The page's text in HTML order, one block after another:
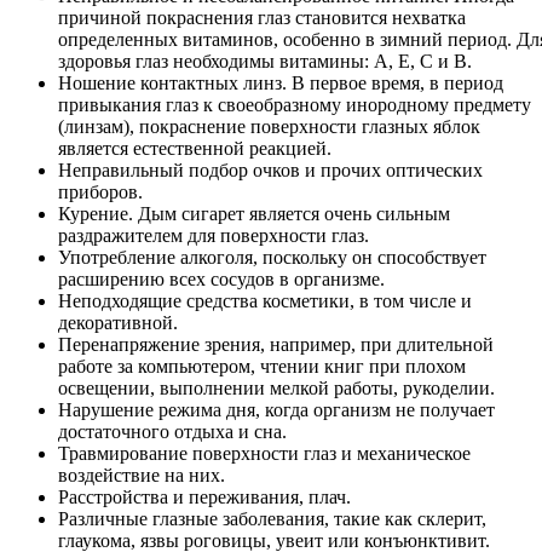
причиной покраснения глаз становится нехватка
определенных витаминов, особенно в зимний период.
здоровья глаз необходимы витамины: А, Е, С и В.
Ношение контактных линз. В первое время, в период
привыкания глаз к своеобразному инородному предмету
(линзам), покраснение поверхности глазных яблок
является естественной реакцией.
Неправильный подбор очков и прочих оптических
приборов.
Курение. Дым сигарет является очень сильным
раздражителем для поверхности глаз.
Употребление алкоголя, поскольку он способствует
расширению всех сосудов в организме.
Неподходящие средства косметики, в том числе и
декоративной.
Перенапряжение зрения, например, при длительной
работе за компьютером, чтении книг при плохом
освещении, выполнении мелкой работы, рукоделии.
Нарушение режима дня, когда организм не получает
достаточного отдыха и сна.
Травмирование поверхности глаз и механическое
воздействие на них.
Расстройства и переживания, плач.
Различные глазные заболевания, такие как склерит,
глаукома, язвы роговицы, увеит или конъюнктивит.